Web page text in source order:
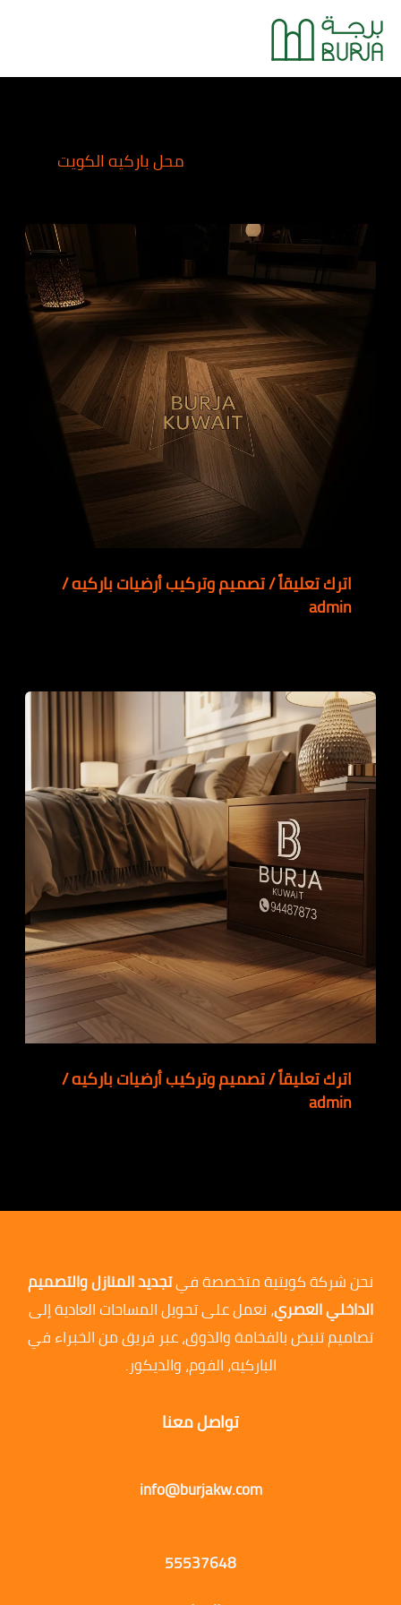
تخطي
إلى
المحتوى
محل باركيه الكويت
اترك تعليقاً/تصميم وتركيب أرضيات باركيه/
admin
اترك تعليقاً/تصميم وتركيب أرضيات باركيه/
admin
نحن شركة كويتية متخصصة فيتجديد المنازل والتصميم
الداخلي العصري، نعمل على تحويل المساحات العادية إلى
تصاميم تنبض بالفخامة والذوق، عبر فريق من الخبراء في
الباركيه، الفوم، والديكور.
تواصل معنا
info@burjakw.com
55537648